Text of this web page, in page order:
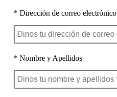
* Dirección de correo electrónico
* Nombre y Apellidos